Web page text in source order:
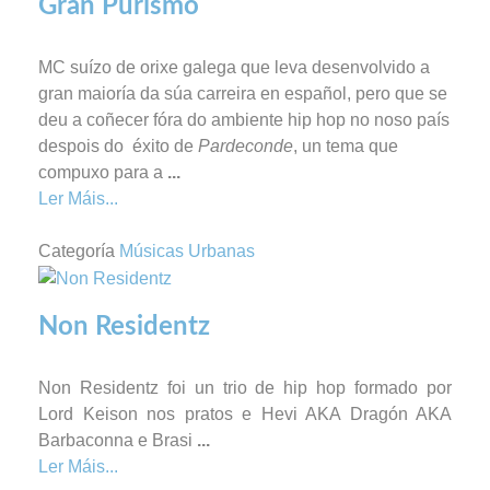
Gran Purismo
MC suízo de orixe galega que leva desenvolvido a
gran maioría da súa carreira en español, pero que se
deu a coñecer fóra do ambiente hip hop no noso país
despois do éxito de Pardeconde, un tema que
compuxo para a ...
Ler Máis...
Categoría Músicas Urbanas
Non Residentz
Non Residentz foi un trio de hip hop formado por
Lord Keison nos pratos e Hevi AKA Dragón AKA
Barbaconna e Brasi ...
Ler Máis...